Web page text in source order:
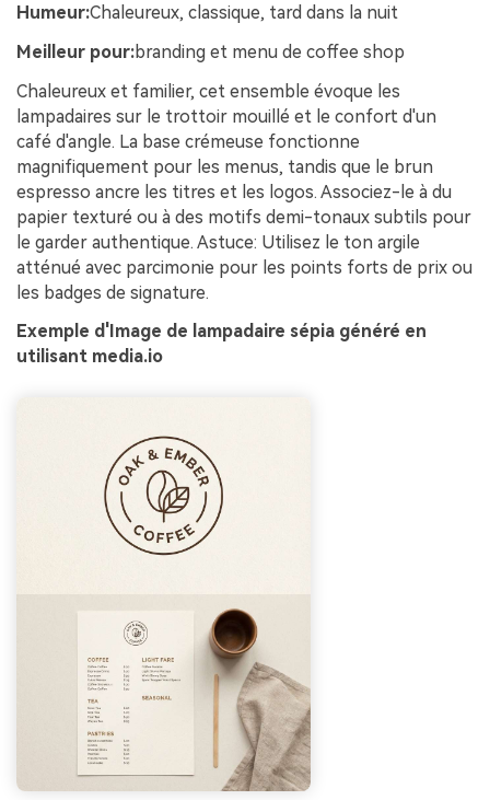
Humeur:Chaleureux, classique, tard dans la nuit
Meilleur pour:branding et menu de coffee shop
Chaleureux et familier, cet ensemble évoque les
lampadaires sur le trottoir mouillé et le confort d'un
café d'angle. La base crémeuse fonctionne
magnifiquement pour les menus, tandis que le brun
espresso ancre les titres et les logos. Associez-le à du
papier texturé ou à des motifs demi-tonaux subtils pour
le garder authentique. Astuce: Utilisez le ton argile
atténué avec parcimonie pour les points forts de prix ou
les badges de signature.
Exemple d'Image de lampadaire sépia généré en
utilisant media.io